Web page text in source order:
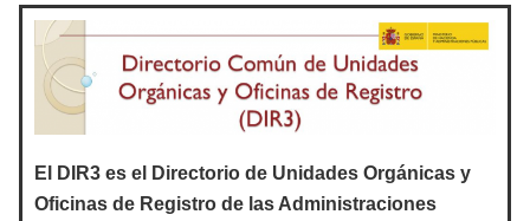
El DIR3 es el Directorio de Unidades Orgánicas y
Oficinas de Registro de las Administraciones